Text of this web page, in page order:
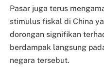
Pasar juga terus
stimulus fiskal di China
dorongan signifikan
berdampak langsung
negara tersebut.